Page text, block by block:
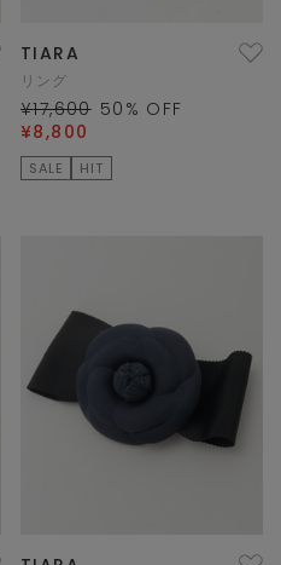
TIARA
リング
¥17,600 50 % OFF
¥8,800
SALE HIT